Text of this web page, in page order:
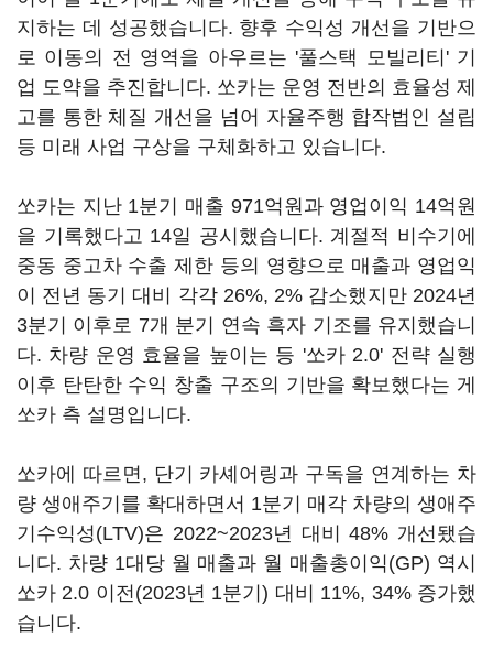
지하는 데 성공했습니다. 향후 수익성 개선을 기반으
로 이동의 전 영역을 아우르는 '풀스택 모빌리티' 기
업 도약을 추진합니다. 쏘카는 운영 전반의 효율성 제
고를 통한 체질 개선을 넘어 자율주행 합작법인 설립
등 미래 사업 구상을 구체화하고 있습니다.
쏘카는 지난 1분기 매출 971억원과 영업이익 14억원
을 기록했다고 14일 공시했습니다. 계절적 비수기에
중동 중고차 수출 제한 등의 영향으로 매출과 영업익
이 전년 동기 대비 각각 26%, 2% 감소했지만 2024년
3분기 이후로 7개 분기 연속 흑자 기조를 유지했습니
다. 차량 운영 효율을 높이는 등 '쏘카 2.0' 전략 실행
이후 탄탄한 수익 창출 구조의 기반을 확보했다는 게
쏘카 측 설명입니다.
쏘카에 따르면, 단기 카셰어링과 구독을 연계하는 차
량 생애주기를 확대하면서 1분기 매각 차량의 생애주
기수익성(LTV)은 2022~2023년 대비 48% 개선됐습
니다. 차량 1대당 월 매출과 월 매출총이익(GP) 역시
쏘카 2.0 이전(2023년 1분기) 대비 11%, 34% 증가했
습니다.